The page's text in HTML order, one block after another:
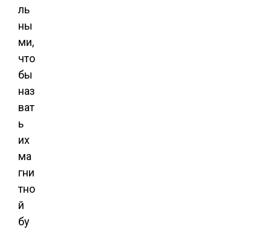
ль
ны
ми,
что
бы
наз
ват
ь
их
ма
гни
тно
й
бу